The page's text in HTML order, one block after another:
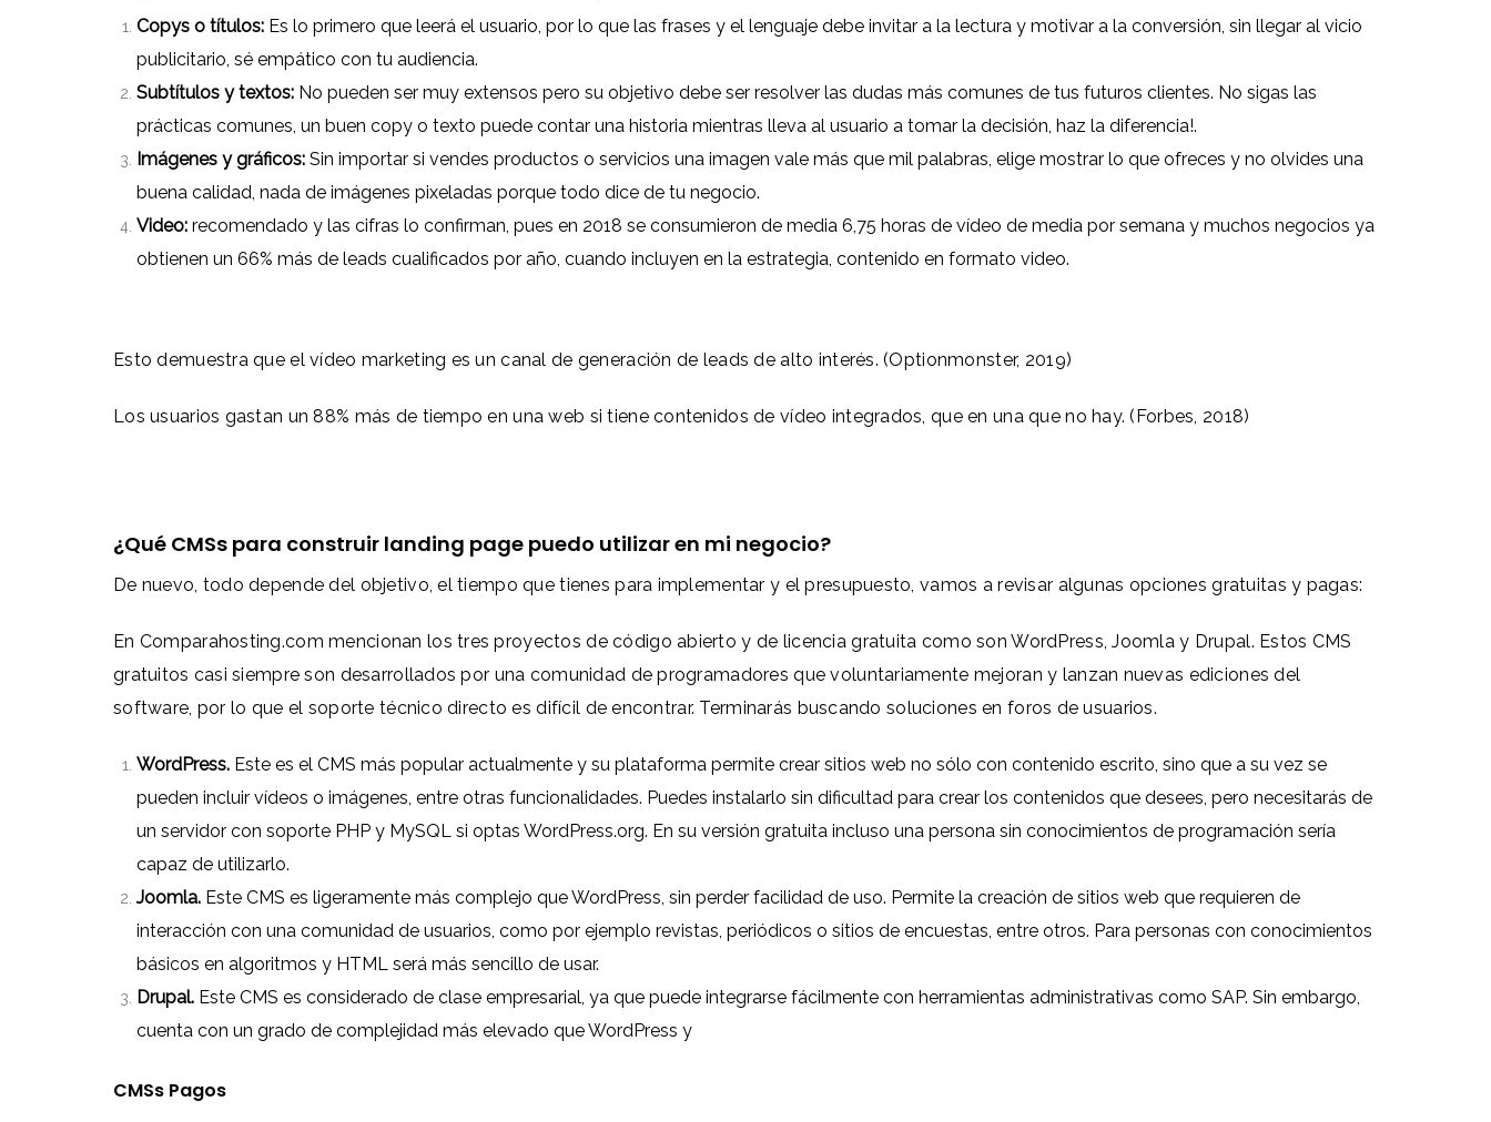
Copys o títulos: Es lo primero que leerá el usuario, por lo que las frases y el lenguaje debe invitar a la lectura y motivar a la conversión, sin llegar al vicio
publicitario, sé empático con tu audiencia.
Subtítulos y textos: No pueden ser muy extensos pero su objetivo debe ser resolver las dudas más comunes de tus futuros clientes. No sigas las
prácticas comunes, un buen copy o texto puede contar una historia mientras lleva al usuario a tomar la decisión, haz la diferencia!.
Imágenes y gráficos: Sin importar si vendes productos o servicios una imagen vale más que mil palabras, elige mostrar lo que ofreces y no olvides una
buena calidad, nada de imágenes pixeladas porque todo dice de tu negocio.
Video: recomendado y las cifras lo confirman, pues en 2018 se consumieron de media 6,75 horas de vídeo de media por semana y muchos negocios ya
obtienen un 66% más de leads cualificados por año, cuando incluyen en la estrategia, contenido en formato video.
Esto demuestra que el vídeo marketing es un canal de generación de leads de alto interés. (Optionmonster, 2019)
Los usuarios gastan un 88% más de tiempo en una web si tiene contenidos de vídeo integrados, que en una que no hay. (Forbes, 2018)
¿Qué CMSs para construir landing page puedo utilizar en mi negocio?
De nuevo, todo depende del objetivo, el tiempo que tienes para implementar y el presupuesto, vamos a revisar algunas opciones gratuitas y pagas:
En Comparahosting.com mencionan los tres proyectos de código abierto y de licencia gratuita como son WordPress, Joomla y Drupal. Estos CMS
gratuitos casi siempre son desarrollados por una comunidad de programadores que voluntariamente mejoran y lanzan nuevas ediciones del
software, por lo que el soporte técnico directo es difícil de encontrar. Terminarás buscando soluciones en foros de usuarios.
WordPress. Este es el CMS más popular actualmente y su plataforma permite crear sitios web no sólo con contenido escrito, sino que a su vez se
pueden incluir vídeos o imágenes, entre otras funcionalidades. Puedes instalarlo sin dificultad para crear los contenidos que desees, pero necesitarás de
un servidor con soporte PHP y MySQL si optas WordPress.org. En su versión gratuita incluso una persona sin conocimientos de programación sería
capaz de utilizarlo.
Joomla. Este CMS es ligeramente más complejo que WordPress, sin perder facilidad de uso. Permite la creación de sitios web que requieren de
interacción con una comunidad de usuarios, como por ejemplo revistas, periódicos o sitios de encuestas, entre otros. Para personas con conocimientos
básicos en algoritmos y HTML será más sencillo de usar.
Drupal. Este CMS es considerado de clase empresarial, ya que puede integrarse fácilmente con herramientas administrativas como SAP. Sin embargo,
cuenta con un grado de complejidad más elevado que WordPress y
CMSs Pagos